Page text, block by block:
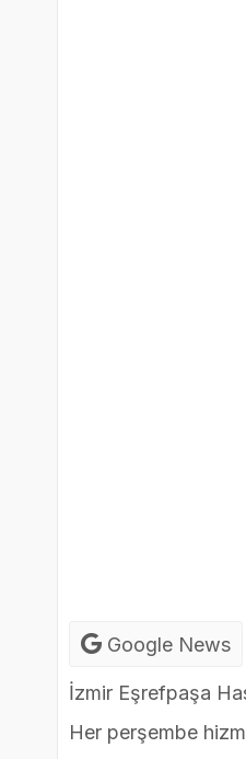
Google News
İzmir Eşrefpaşa
Her perşembe